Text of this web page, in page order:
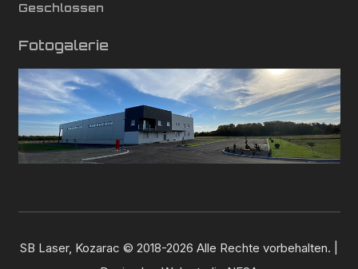
Geschlossen
Fotogalerie
SB Laser, Kozarac © 2018-2026 Alle Rechte vorbehalten. |